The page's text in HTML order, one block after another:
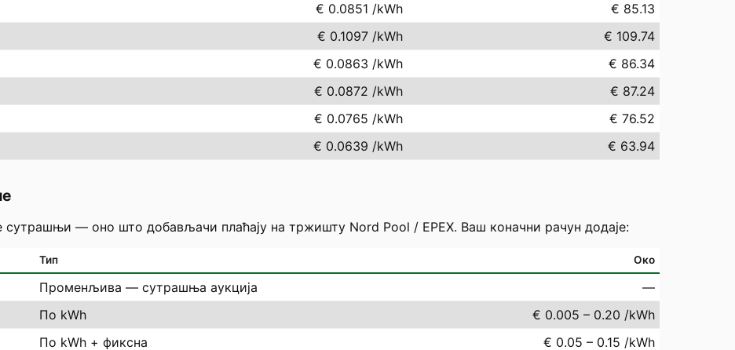
€ 0.0851 /kWh
€ 85.13
€ 0.1097 /kWh
€ 109.74
€ 0.0863 /kWh
€ 86.34
€ 0.0872 /kWh
€ 87.24
€ 0.0765 /kWh
€ 76.52
€ 0.0639 /kWh € 63.94
сутрашњи — оно што добављачи плаћају на тржишту Nord Pool / EPEX. Ваш коначни рачун додаје:
Тип Око
Променљива — сутрашња аукција
—
По kWh
€ 0.005 – 0.20 /kWh
По kWh + фиксна € 0.05 – 0.15 /kWh